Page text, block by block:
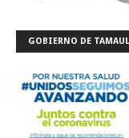
GOBIERNO DE